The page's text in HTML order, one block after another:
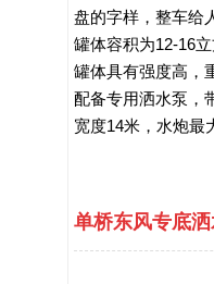
盘的字样，整车给
罐体容积为12-16
罐体具有强度高，
配备专用洒水泵，
宽度14米，水炮最
单桥东风专底